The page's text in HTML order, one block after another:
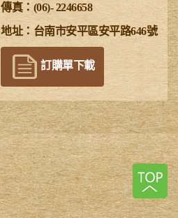
傳真：(06)- 2246658
地址：台南市安平區安平路646號
訂購單下載